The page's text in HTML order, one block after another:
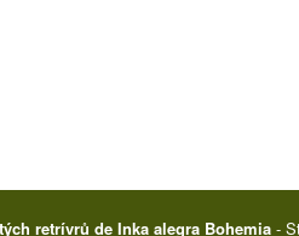
retrívrů de Inka alegra Bohemia -